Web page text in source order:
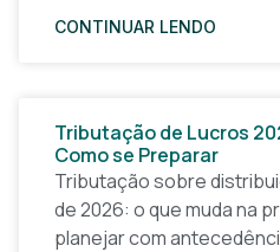
quer tirar uma ideia do
CONTINUAR LENDO
Tributação de Lucros
Como se Preparar
Tributação sobre
de 2026: o que muda na
planejar com